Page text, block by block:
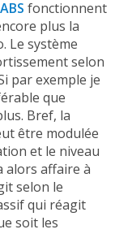
fonctionnent
plus la
Le système
selon
par exemple je
que
Bref, la
être modulée
et le niveau
alors affaire à
selon le
qui réagit
soit les